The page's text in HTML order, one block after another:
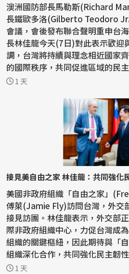
澳洲國防部長馬勒斯(Richard
長鐵歐多洛(Gilberto Teodoro
會議，會後發布聯合聲明重申台
長林佳龍今天(7日)對此表示歡迎
調，台灣將持續與理念相近國家
的國際秩序，共同促進區域的民主、
聯...1 天
接見美自由之家 林佳龍：共同強化
美國非政府組織「自由之家」
傅萊(Jamie Fly)訪問台灣，外交
接見訪團。林佳龍表示，外交部
際非政府組織中心，力促台灣成
組織的關鍵樞紐，因此期待與「
組織深化合作，共同強化民主韌性。 林佳龍同
「自由之...
1 天